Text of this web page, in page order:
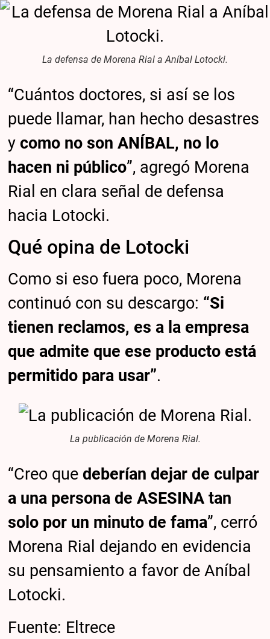
La defensa de Morena Rial a Aníbal Lotocki.
“Cuántos doctores, si así se los
puede llamar, han hecho desastres
ycomo no son ANÍBAL, no lo
hacen ni público”, agregó Morena
Rial en clara señal de defensa
hacia Lotocki.
Qué opina de Lotocki
Como si eso fuera poco, Morena
continuó con su descargo: “Si
tienen reclamos, es a la empresa
que admite que ese producto está
permitido para usar”.
La publicación de Morena Rial.
“Creo quedeberían dejar de culpar
a una persona de ASESINA tan
solo por un minuto de fama”, cerró
Morena Rial dejando en evidencia
su pensamiento a favor de Aníbal
Lotocki.
Fuente: Eltrece